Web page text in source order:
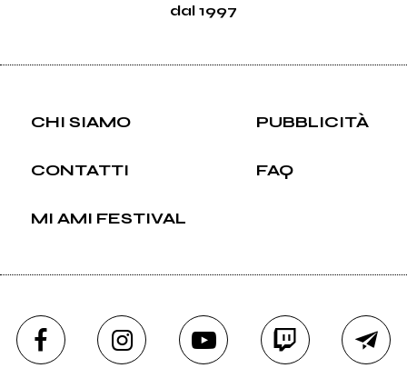
dal 1997
CHI SIAMO PUBBLICITÀ
CONTATTI FAQ
MI AMI FESTIVAL